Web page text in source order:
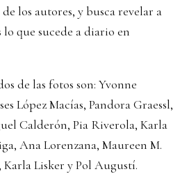
los autores, y busca revelar a
que sucede a diario en
de las fotos son: Yvonne
López Macías, Pandora Graessl,
Calderón, Pia Riverola, Karla
Ana Lorenzana, Maureen M.
Karla Lisker y Pol Augustí.